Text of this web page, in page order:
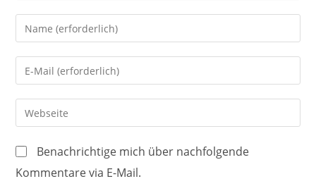
Gib
deinen
Namen
oder
Benutzernamen
zum
ein
Gib
deine
E-
Mail-
zum
Kommentieren
Gib
deine
Website-
URL
ein
Benachrichtige mich über nachfolgende
Kommentare via E-Mail.